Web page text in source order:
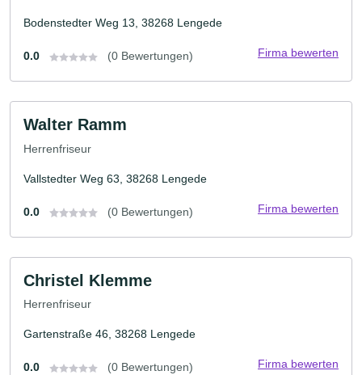
Bodenstedter Weg 13, 38268 Lengede
0.0 (0 Bewertungen) Firma bewerten
Walter Ramm
Herrenfriseur
Vallstedter Weg 63, 38268 Lengede
0.0 (0 Bewertungen) Firma bewerten
Christel Klemme
Herrenfriseur
Gartenstraße 46, 38268 Lengede
0.0 (0 Bewertungen) Firma bewerten